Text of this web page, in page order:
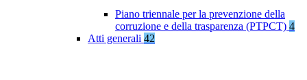
Piano triennale per la prevenzione della
corruzione e della trasparenza (PTPCT) 4
Atti generali 42